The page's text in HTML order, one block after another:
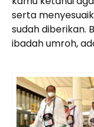
serta
sudah diberikan.
ibadah umroh,